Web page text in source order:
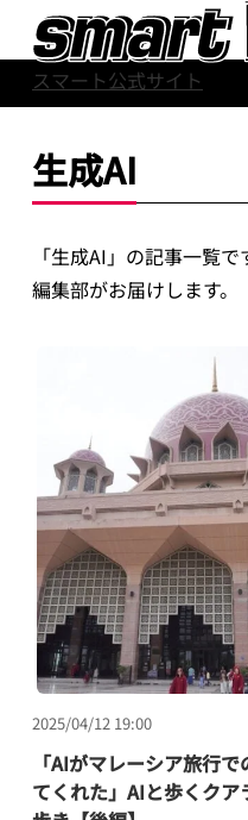
スマート公式サイト
生成AI
「生成AI」の記事一覧
編集部がお届けします。
2025/04/12 19:00
「AIがマレーシア旅行
てくれた」AIと歩くク